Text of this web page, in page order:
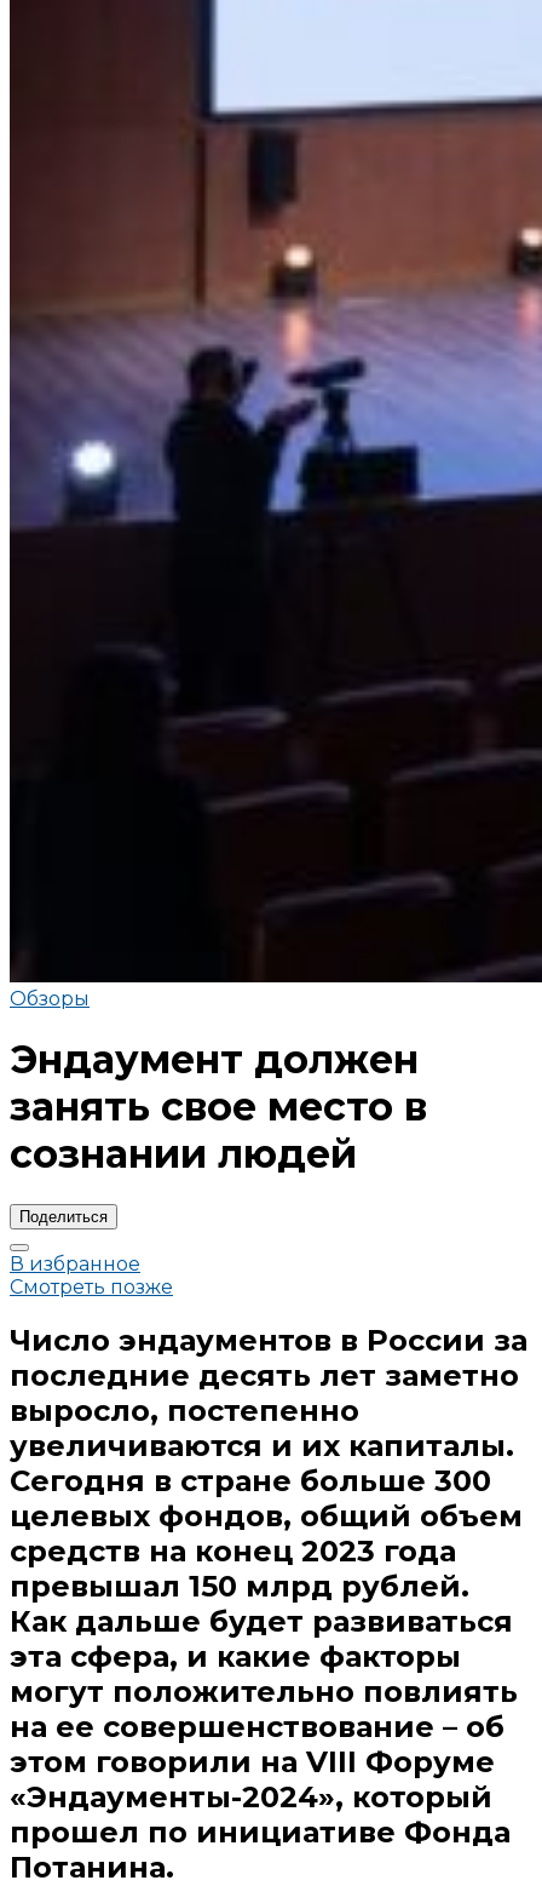
Обзоры
Эндаумент должен
занять свое место в
сознании людей
Поделиться
В избранное
Смотреть позже
Число эндаументов в России за
последние десять лет заметно
выросло, постепенно
увеличиваются и их капиталы.
Сегодня в стране больше 300
целевых фондов, общий объем
средств на конец 2023 года
превышал 150 млрд рублей.
Как дальше будет развиваться
эта сфера, и какие факторы
могут положительно повлиять
на ее совершенствование – об
этом говорили на VIII Форуме
«Эндаументы-2024», который
прошел по инициативе Фонда
Потанина.